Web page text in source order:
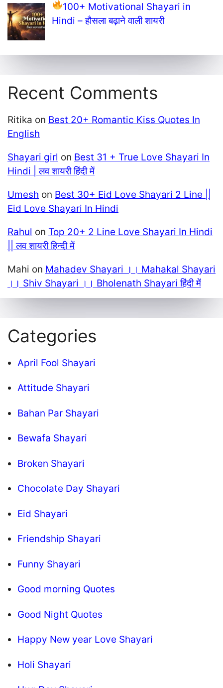
100+ Motivational Shayari in
Hindi – हौसला बढ़ाने वाली शायरी
Recent Comments
Ritika on Best 20+ Romantic Kiss Quotes In
English
Shayari girl on Best 31 + True Love Shayari In
Hindi | लव शायरी हिंदी में
Umesh on Best 30+ Eid Love Shayari 2 Line ||
Eid Love Shayari In Hindi
Rahul on Top 20+ 2 Line Love Shayari In Hindi
|| लव शायरी हिन्दी में
Mahi on Mahadev Shayari ।। Mahakal Shayari
।। Shiv Shayari ।। Bholenath Shayari हिंदी में
Categories
April Fool Shayari
Attitude Shayari
Bahan Par Shayari
Bewafa Shayari
Broken Shayari
Chocolate Day Shayari
Eid Shayari
Friendship Shayari
Funny Shayari
Good morning Quotes
Good Night Quotes
Happy New year Love Shayari
Holi Shayari